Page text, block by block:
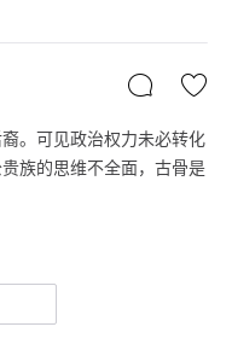
。可见政治权力未必转化
族的思维不全面，古骨是